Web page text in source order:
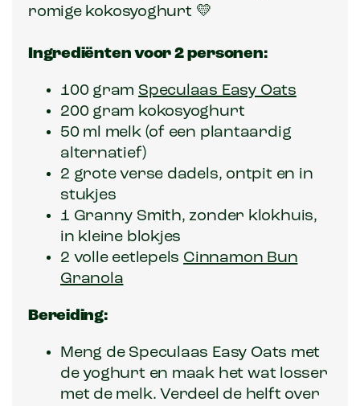
romige kokosyoghurt 💛
Ingrediënten voor 2 personen:
100 gram Speculaas Easy Oats
200 gram kokosyoghurt
50 ml melk (of een plantaardig
alternatief)
2 grote verse dadels, ontpit en in
stukjes
1 Granny Smith, zonder klokhuis,
in kleine blokjes
2 volle eetlepels Cinnamon Bun
Granola
Bereiding:
Meng de Speculaas Easy Oats met
de yoghurt en maak het wat losser
met de melk. Verdeel de helft over